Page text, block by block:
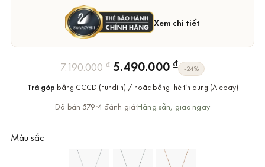
Xem chi tiết
7.190.000₫ Giá
gốc
là:
7.190.000 ₫.
5.490.000 ₫
Giá
hiện
tại
là:
-24%
Trả góp bằng CCCD (Fundiin) / hoặc bằng Thẻ tín dụng (Alepay)
Đã bán 579·4 đánh giá·Hàng sẵn, giao ngay
Màu sắc